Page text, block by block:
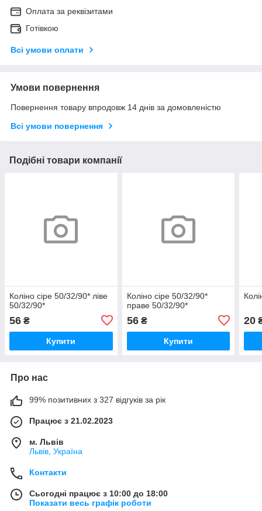
Оплата за реквізитами
Готівкою
Всі умови оплати
Умови повернення
Повернення товару впродовж 14 днів за домовленістю
Всі умови повернення
Подібні товари компанії
Коліно сіре 50/32/90* ліве
50/32/90*
56 ₴
Купити
Коліно сіре 50/32/90*
праве 50/32/90*
56₴
Купити
20
Про нас
99% позитивних з 327 відгуків за рік
Працює з 21.02.2023
м. Львів
Львів, Україна
Контакти
Сьогодні працює з 10:00 до 18:00
Показати весь графік роботи